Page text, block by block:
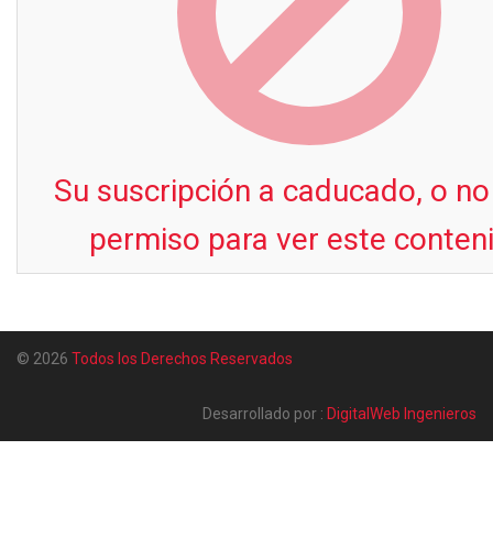
Su suscripción a caducado, o
permiso para ver este
© 2026 Todos los Derechos Reservados
Desarrollado por : DigitalWeb Ingenieros